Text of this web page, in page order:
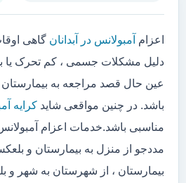
اعزام آمبولانس در آبدانان گاهی
دلیل مشکلات جسمی ، کم تحرک یا
عین حال قصد مراجعه به بیمارستان
باشد. در چنین مواقعی شاید کرایه
مناسبی باشد.خدمات اعزام آمبولانس
مددجو از منزل به بیمارستان و
بیمارستان ، از شهرستان به شهر و